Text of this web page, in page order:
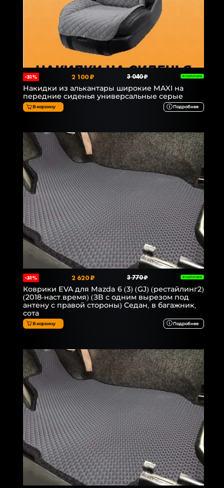
-31% 2 100 ₽ 3 040 ₽ В НАЛИЧИИ
Накидки из алькантары широкие MAXI на
передние сиденья универсальные серые
В корзину Подробнее
-31% 2 620 ₽ 3 770 ₽ В НАЛИЧИИ
Коврики EVA для Mazda 6 (3) (GJ) (рестайлинг2)
(2018-наст.время) (ЗВ с одним вырезом под
антену с правой стороны) Седан, в багажник,
сота
В корзину Подробнее